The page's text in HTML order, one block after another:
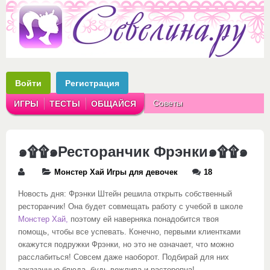
Войти Регистрация
ИГРЫ ТЕСТЫ ОБЩАЙСЯ Советы
๑۩۩๑Ресторанчик Фрэнки๑۩۩๑
Монстер Хай Игры для девочек 18
Новость дня: Фрэнки Штейн решила открыть собственный
ресторанчик! Она будет совмещать работу с учебой в школе
Монстер Хай, поэтому ей наверняка понадобится твоя
помощь, чтобы все успевать. Конечно, первыми клиентками
окажутся подружки Фрэнки, но это не означает, что можно
расслабиться! Совсем даже наоборот. Подбирай для них